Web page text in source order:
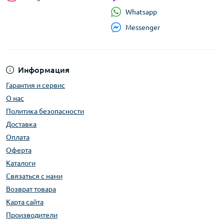
Информация
Гарантия и сервис
О нас
Политика безопасности
Доставка
Оплата
Оферта
Каталоги
Связаться с нами
Возврат товара
Карта сайта
Производители
Whatsapp
Messenger